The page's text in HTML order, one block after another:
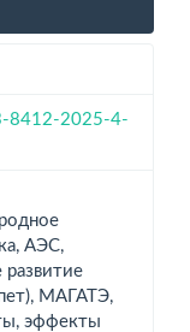
8412-2025-4-
АЭС,
МАГАТЭ,
эффекты